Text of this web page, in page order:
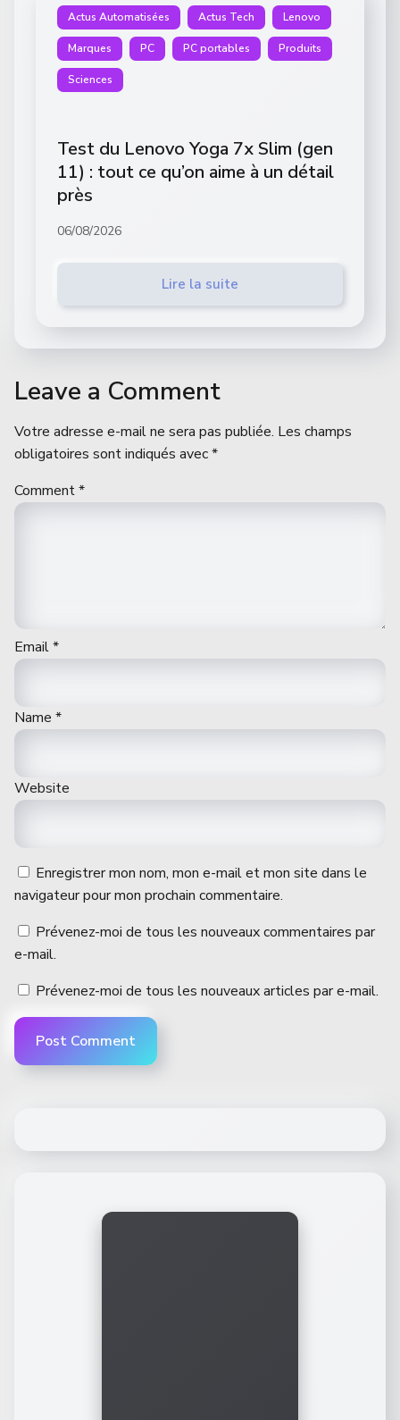
Actus Automatisées Actus Tech Lenovo
Marques PC PC portables Produits
Sciences
Test du Lenovo Yoga 7x Slim (gen
11) : tout ce qu’on aime à un détail
près
06/08/2026
Lire la suite
Leave a Comment
Votre adresse e-mail ne sera pas publiée. Les champs
obligatoires sont indiqués avec*
Comment*
Email*
Name *
Website
Enregistrer mon nom, mon e-mail et mon site dans le
navigateur pour mon prochain commentaire.
Prévenez-moi de tous les nouveaux commentaires par
e-mail.
Prévenez-moi de tous les nouveaux articles par e-mail.